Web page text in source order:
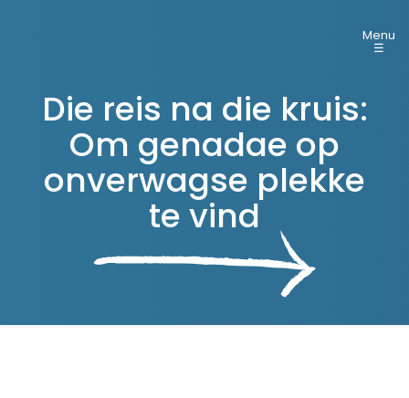
Menu
☰
Die reis na die kruis:
Om genadae op
onverwagse plekke
te vind